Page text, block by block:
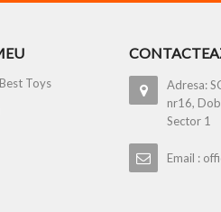
Toys
Adresa:
nr16,
Sector 1
Email :